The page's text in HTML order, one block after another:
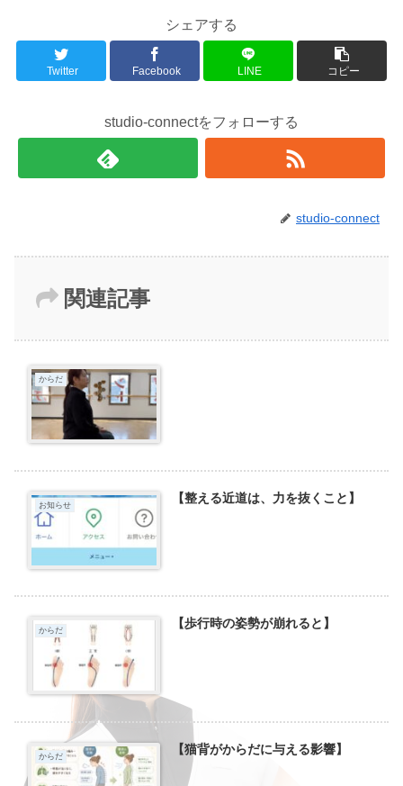
シェアする
Twitter Facebook LINE コピー
studio-connectをフォローする
studio-connect
関連記事
からだ
お知らせ 【整える近道は、力を抜くこと】
からだ 【歩行時の姿勢が崩れると】
からだ 【猫背がからだに与える影響】